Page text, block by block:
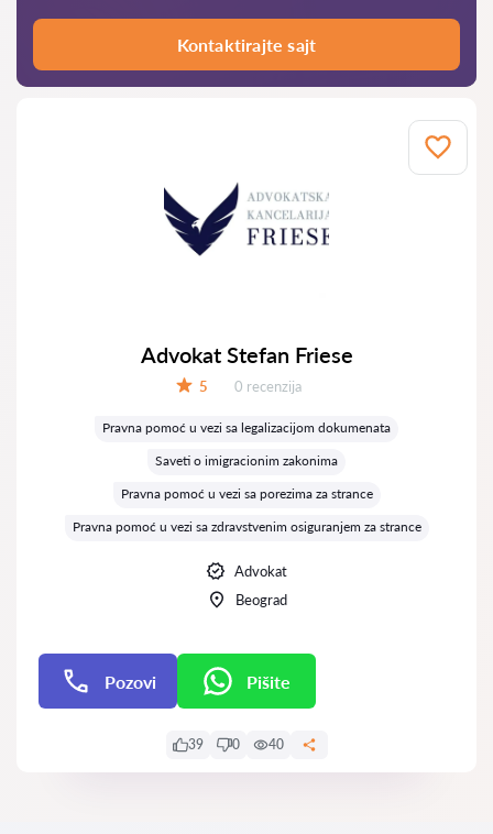
Kontaktirajte sajt
Advokat Stefan Friese
5 Recenzija:
0 recenzija
Pravna pomoć u vezi sa legalizacijom dokumenata
Saveti o imigracionim zakonima
Pravna pomoć u vezi sa porezima za strance
Pravna pomoć u vezi sa zdravstvenim osiguranjem za strance
Advokat
Beograd
Pozovi Pišite
39 0 40